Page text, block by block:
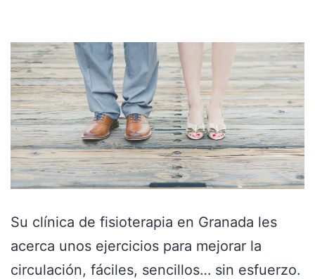
Su clínica de fisioterapia en Granada les
acerca unos ejercicios para mejorar la
circulación, fáciles, sencillos… sin esfuerzo.